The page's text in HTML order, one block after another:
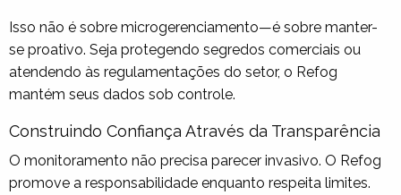
Isso não é sobre microgerenciamento—é sobre manter-
se proativo. Seja protegendo segredos comerciais ou
atendendo às regulamentações do setor, o Refog
mantém seus dados sob controle.
Construindo Confiança Através da Transparência
O monitoramento não precisa parecer invasivo. O Refog
promove a responsabilidade enquanto respeita limites.